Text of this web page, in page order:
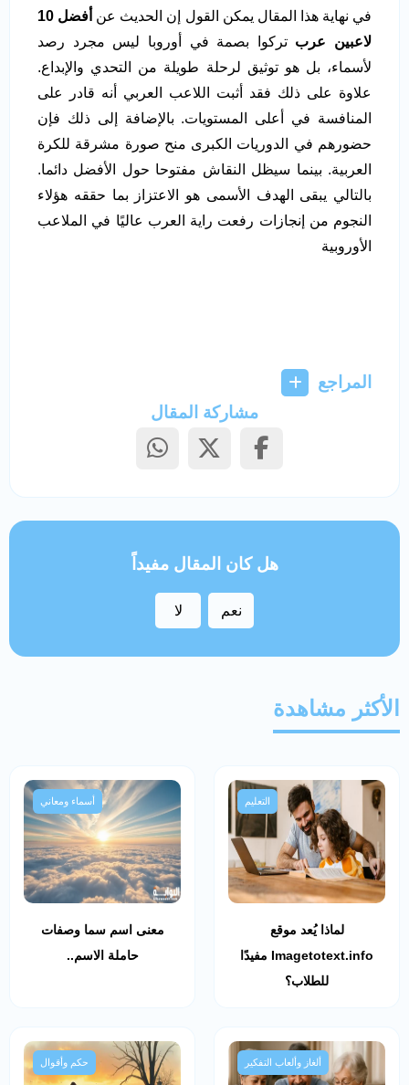
في نهاية هذا المقال يمكن القول إن الحديث عن
أفضل 10
لاعبين عرب تركوا بصمة في أوروبا ليس مجرد رصد
لأسماء، بل هو توثيق لرحلة طويلة من التحدي والإبداع.
علاوة على ذلك فقد أثبت اللاعب العربي أنه قادر على
المنافسة في أعلى المستويات. بالإضافة إلى ذلك فإن
حضورهم في الدوريات الكبرى منح صورة مشرقة للكرة
العربية. بينما سيظل النقاش مفتوحا حول الأفضل دائما.
بالتالي يبقى الهدف الأسمى هو الاعتزاز بما حققه هؤلاء
النجوم من إنجازات رفعت راية العرب عاليًا في الملاعب
الأوروبية
المراجع
مشاركة المقال
هل كان المقال مفيداً
نعم لا
الأكثر مشاهدة
التعليم
لماذا يُعد موقع
Imagetotext.info مفيدًا
للطلاب؟
أسماء ومعاني
معنى اسم سما وصفات
حاملة الاسم..
ألغاز وألعاب التفكير حكم وأقوال